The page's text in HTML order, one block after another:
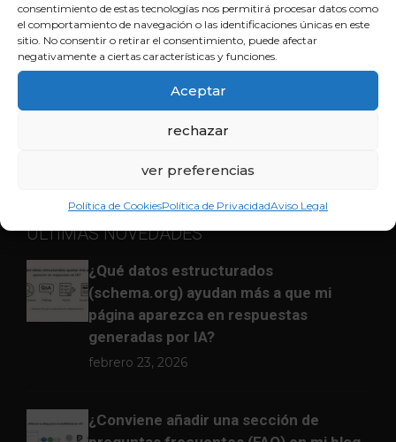
consentimiento de estas tecnologías nos permitirá procesar datos como
el comportamiento de navegación o las identificaciones únicas en este
sitio. No consentir o retirar el consentimiento, puede afectar
negativamente a ciertas características y funciones.
Aceptar
rechazar
ver preferencias
Política de CookiesPolítica de PrivacidadAviso Legal
Únete a nuestra comunidad en las redes sociales y
descubre cómo potenciar tu sitio web para alcanzar
el éxito en el competitivo mundo digital.
ÚLTIMAS NOVEDADES
¿Qué datos estructurados
(schema.org) ayudan más a que mi
página aparezca en respuestas
generadas por IA?
febrero 23, 2026
¿Conviene añadir una sección de